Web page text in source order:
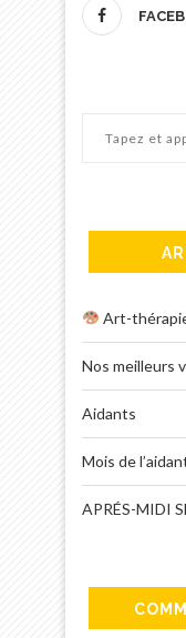
Art-
Nos meilleurs
Aidants
Mois de
APRÉS-MIDI